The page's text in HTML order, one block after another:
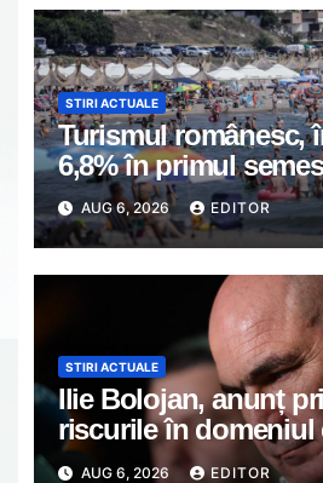
STIRI ACTUALE
Turismul românesc,
6,8% în primul
AUG 6, 2026 EDITOR
STIRI ACTUALE
Ilie Bolojan, anunț
riscurile în domeniul
electrice. Ce a decis
AUG 6, 2026 EDITOR